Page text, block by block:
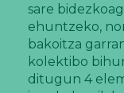
sare
ehuntzeko,
bakoitza
kolektibo
ditugun 4